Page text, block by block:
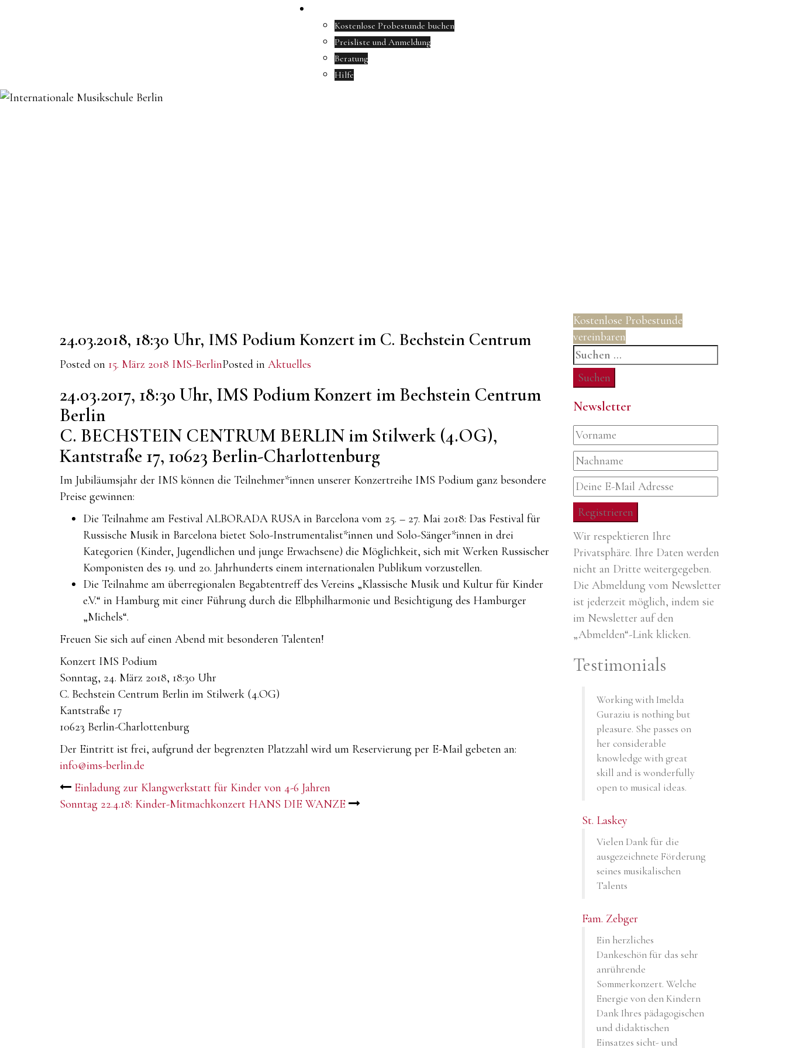
Kostenlose Probestunde buchen
Preisliste und Anmeldung
Beratung
Hilfe
24.03.2018, 18:30 Uhr, IMS Podium Konzert im C. Bechstein Centrum
Posted on 15. März 2018 IMS-BerlinPosted in Aktuelles
24.03.2017, 18:30 Uhr, IMS Podium Konzert im Bechstein Centrum
Berlin
C. BECHSTEIN CENTRUM BERLIN im Stilwerk (4.OG),
Kantstraße 17, 10623 Berlin-Charlottenburg
Im Jubiläumsjahr der IMS können die Teilnehmer*innen unserer Konzertreihe IMS Podium ganz besondere
Preise gewinnen:
Die Teilnahme am Festival ALBORADA RUSA in Barcelona vom 25. – 27. Mai 2018: Das Festival für
Russische Musik in Barcelona bietet Solo-Instrumentalist*innen und Solo-Sänger*innen in drei
Kategorien (Kinder, Jugendlichen und junge Erwachsene) die Möglichkeit, sich mit Werken Russischer
Komponisten des 19. und 20. Jahrhunderts einem internationalen Publikum vorzustellen.
Die Teilnahme am überregionalen Begabtentreff des Vereins „Klassische Musik und Kultur für Kinder
e.V.“ in Hamburg mit einer Führung durch die Elbphilharmonie und Besichtigung des Hamburger
„Michels“.
Freuen Sie sich auf einen Abend mit besonderen Talenten!
Konzert IMS Podium
Sonntag, 24. März 2018, 18:30 Uhr
C. Bechstein Centrum Berlin im Stilwerk (4.OG)
Kantstraße 17
10623 Berlin-Charlottenburg
Der Eintritt ist frei, aufgrund der begrenzten Platzzahl wird um Reservierung per E-Mail gebeten an:
info@ims-berlin.de
Post
navigation
Einladung zur Klangwerkstatt für Kinder von 4-6 Jahren
Sonntag 22.4.18: Kinder-Mitmachkonzert HANS DIE WANZE
Kostenlose Probestunde
vereinbaren
Suchen
nach:
Newsletter
Wir respektieren Ihre
Privatsphäre. Ihre Daten werden
nicht an Dritte weitergegeben.
Die Abmeldung vom Newsletter
ist jederzeit möglich, indem sie
im Newsletter auf den
„Abmelden“-Link klicken.
Testimonials
Working with Imelda
Guraziu is nothing but
pleasure. She passes on
her considerable
knowledge with great
skill and is wonderfully
open to musical ideas.
St. Laskey
Vielen Dank für die
ausgezeichnete Förderung
seines musikalischen
Talents
Fam. Zebger
Ein herzliches
Dankeschön für das sehr
anrührende
Sommerkonzert. Welche
Energie von den Kindern
Dank Ihres pädagogischen
und didaktischen
Einsatzes sicht- und